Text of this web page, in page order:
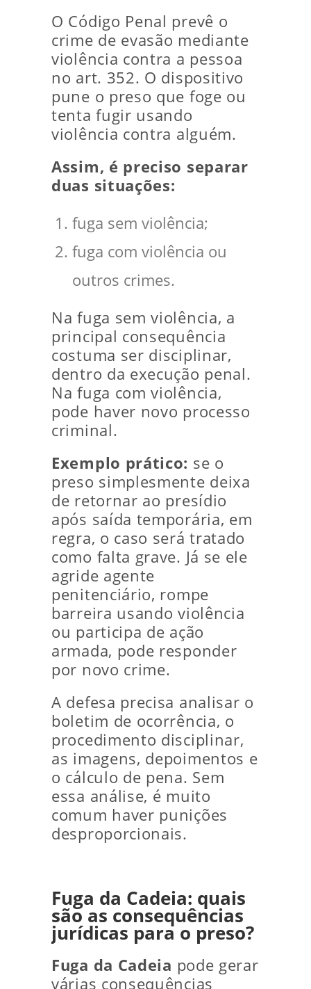
O Código Penal prevê o
crime de evasão mediante
violência contra a pessoa
no art. 352. O dispositivo
pune o preso que foge ou
tenta fugir usando
violência contra alguém.
Assim, é preciso separar
duas situações:
fuga sem violência;
fuga com violência ou
outros crimes.
Na fuga sem violência, a
principal consequência
costuma ser disciplinar,
dentro da execução penal.
Na fuga com violência,
pode haver novo processo
criminal.
Exemplo prático: se o
preso simplesmente deixa
de retornar ao presídio
após saída temporária, em
regra, o caso será tratado
como falta grave. Já se ele
agride agente
penitenciário, rompe
barreira usando violência
ou participa de ação
armada, pode responder
por novo crime.
A defesa precisa analisar o
boletim de ocorrência, o
procedimento disciplinar,
as imagens, depoimentos e
o cálculo de pena. Sem
essa análise, é muito
comum haver punições
desproporcionais.
Fuga da Cadeia: quais
são as consequências
jurídicas para o preso?
Fuga da Cadeia pode gerar
várias consequências